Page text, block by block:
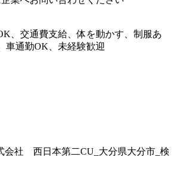
、交通費支給、体を動かす、制服あ
車通勤OK、未経験歓迎
会社 西日本第二CU_大分県大分市_検